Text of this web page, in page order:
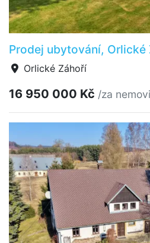
Prodej ubytování, Orlické
Orlické Záhoří
16 950 000 Kč /za